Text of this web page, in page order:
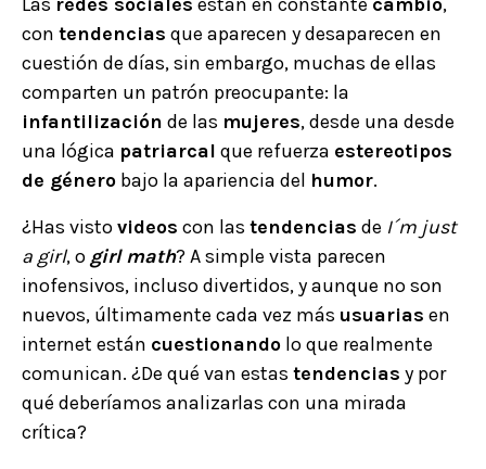
con tendencias que aparecen y desaparecen en
cuestión de días, sin embargo, muchas de ellas
comparten un patrón preocupante: la
infantilización de las mujeres, desde una desde
una lógica patriarcal que refuerza estereotipos
de género bajo la apariencia del humor.
¿Has vistovideos con las tendencias de I´m just
a girl, o girl math? A simple vista parecen
inofensivos, incluso divertidos, y aunque no son
nuevos, últimamente cada vez más usuarias en
internet están cuestionando lo que realmente
comunican. ¿De qué van estas tendencias y por
qué deberíamos analizarlas con una mirada
crítica?